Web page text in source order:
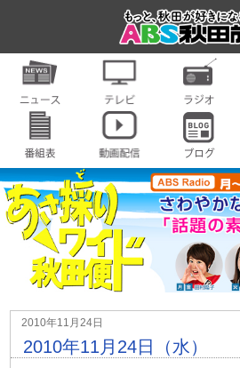
2010年11月24日
2010年11月24日（水）